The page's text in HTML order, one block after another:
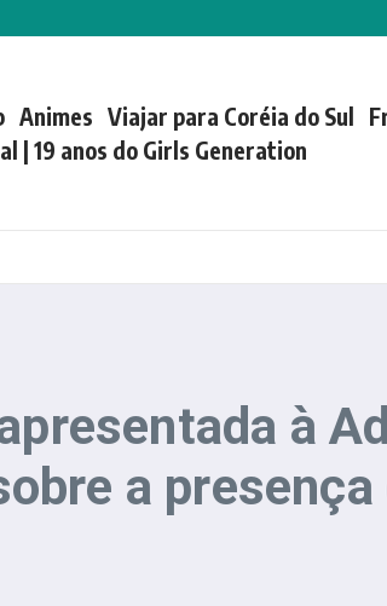
Animes Viajar para Coréia do Sul
| 19 anos do Girls Generation
à
a presença